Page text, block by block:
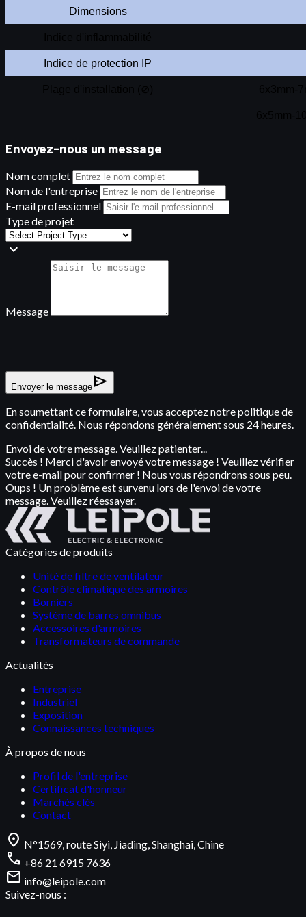
Dimensions
Indice de protection IP
Envoyez-nous un message
Nom complet
Nom de l'entreprise
E-mail professionnel
Type de projet
expand_more
Message
Envoyer le message send
En soumettant ce formulaire, vous acceptez notre politique de
confidentialité. Nous répondons généralement sous 24 heures.
Envoi de votre message. Veuillez patienter...
Succès ! Merci d'avoir envoyé votre message ! Veuillez vérifier
votre e-mail pour confirmer ! Nous vous répondrons sous peu.
Oups ! Un problème est survenu lors de l'envoi de votre
message. Veuillez réessayer.
Catégories de produits
Unité de filtre de ventilateur
Contrôle climatique des armoires
Borniers
Système de barres omnibus
Accessoires d'armoires
Transformateurs de commande
Actualités
Entreprise
Industriel
Exposition
Connaissances techniques
À propos de nous
Profil de l'entreprise
Certificat d'honneur
Marchés clés
Contact
location_on N°1569, route Siyi, Jiading, Shanghai, Chine
call +86 21 6915 7636
mail info@leipole.com
Suivez-nous :